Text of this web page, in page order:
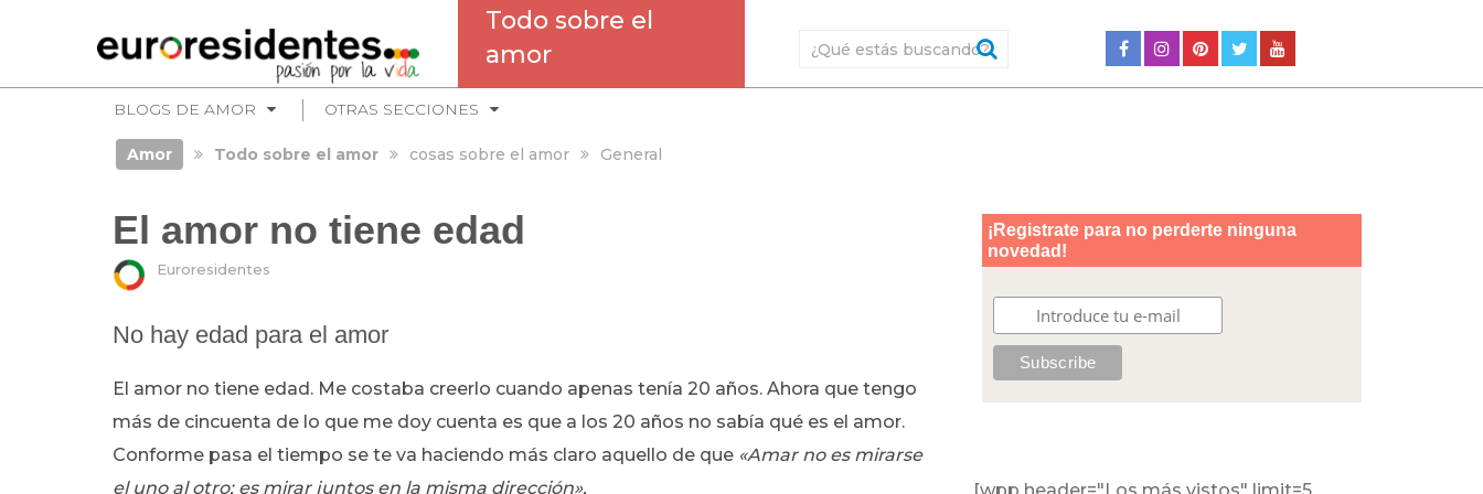
Todo sobre el
amor
BLOGS DE AMOR OTRAS SECCIONES
Amor Todo sobre el amor cosas sobre el amor General
El amor no tiene edad
Euroresidentes
No hay edad para el amor
El amor no tiene edad. Me costaba creerlo cuando apenas tenía 20 años. Ahora que tengo
más de cincuenta de lo que me doy cuenta es que a los 20 años no sabía qué es el amor.
Conforme pasa el tiempo se te va haciendo más claro aquello de que «Amar no es mirarse
el uno al otro; es mirar juntos en la misma dirección».